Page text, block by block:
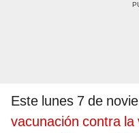
Este lunes 7 de
vacunación contra